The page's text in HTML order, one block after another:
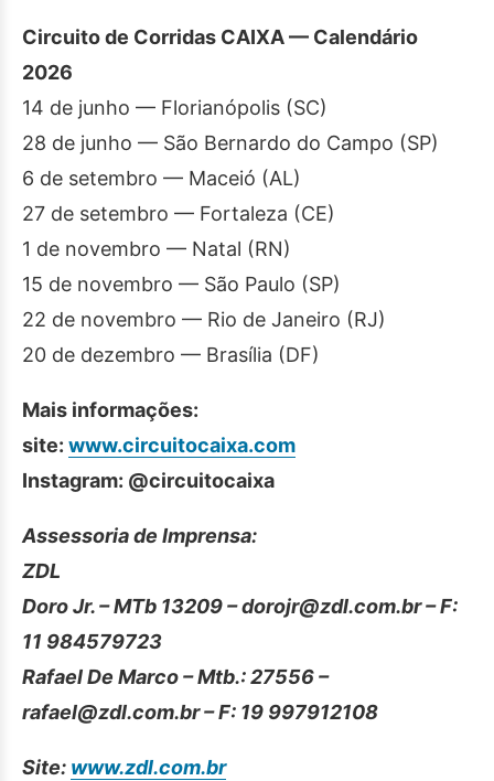
Circuito de Corridas CAIXA — Calendário
2026
14 de junho — Florianópolis (SC)
28 de junho — São Bernardo do Campo (SP)
6 de setembro — Maceió (AL)
27 de setembro — Fortaleza (CE)
1 de novembro — Natal (RN)
15 de novembro — São Paulo (SP)
22 de novembro — Rio de Janeiro (RJ)
20 de dezembro — Brasília (DF)
Mais informações:
site: www.circuitocaixa.com
Instagram: @circuitocaixa
Assessoria de Imprensa:
ZDL
Doro Jr. – MTb 13209 – dorojr@zdl.com.br – F:
11 984579723
Rafael De Marco – Mtb.: 27556 –
rafael@zdl.com.br – F: 19 997912108
Site: www.zdl.com.br